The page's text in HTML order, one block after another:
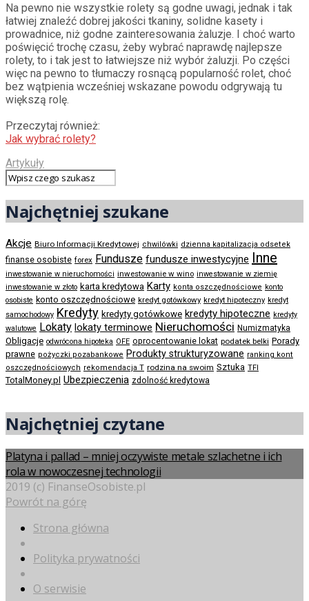
Na pewno nie wszystkie rolety są godne uwagi, jednak i tak
łatwiej znaleźć dobrej jakości tkaniny, solidne kasety i
prowadnice, niż godne zainteresowania żaluzje. I choć warto
poświęcić trochę czasu, żeby wybrać naprawdę najlepsze
rolety, to i tak jest to łatwiejsze niż wybór żaluzji. Po części
więc na pewno to tłumaczy rosnącą popularność rolet, choć
bez wątpienia wcześniej wskazane powodu odgrywają tu
większą rolę.
Przeczytaj również:
Jak wybrać rolety?
Artykuły
Najchętniej szukane
Akcje Biuro Informacji Kredytowej chwilówki dzienna kapitalizacja odsetek
finanse osobiste forex Fundusze fundusze inwestycyjne Inne
inwestowanie w nieruchomości inwestowanie w wino inwestowanie w ziemię
inwestowanie w złoto karta kredytowa Karty konta oszczędnościowe konto
osobiste konto oszczędnościowe kredyt gotówkowy kredyt hipoteczny kredyt
samochodowy Kredyty kredyty gotówkowe kredyty hipoteczne kredyty
walutowe Lokaty lokaty terminowe Nieruchomości Numizmatyka
Obligacje odwrócona hipoteka OFE oprocentowanie lokat podatek belki Porady
prawne pożyczki pozabankowe Produkty strukturyzowane ranking kont
oszczędnościowych rekomendacja T rodzina na swoim Sztuka TFI
TotalMoney.pl Ubezpieczenia zdolność kredytowa
Najchętniej czytane
Platyna i pallad – mniej oczywiste metale szlachetne i ich
rola w nowoczesnej technologii
2019 (c) FinanseOsobiste.pl
Powrót na górę
Strona główna
Polityka prywatności
O serwisie